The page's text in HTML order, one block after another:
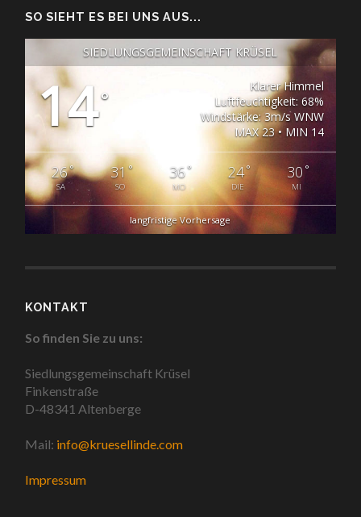
SO SIEHT ES BEI UNS AUS...
SIEDLUNGSGEMEINSCHAFT KRÜSEL
14°
Klarer Himmel
Luftfeuchtigkeit: 68%
Windstärke: 3m/s WNW
MAX 23 • MIN 14
26°
SA
31°
SO
36°
MO
24°
DIE
30 °
MI
langfristige Vorhersage
KONTAKT
So finden Sie zu uns:
Siedlungsgemeinschaft Krüsel
Finkenstraße
D-48341 Altenberge
Mail: info@kruesellinde.com
Impressum